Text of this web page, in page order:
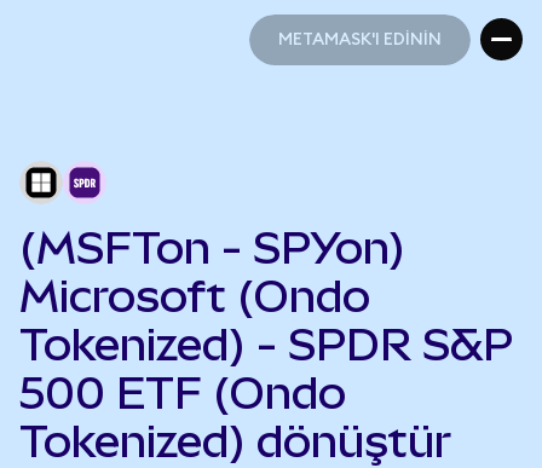
METAMASK'I EDİNİN
(MSFTon - SPYon)
Microsoft (Ondo
Tokenized) - SPDR S&P
500 ETF (Ondo
Tokenized) dönüştür